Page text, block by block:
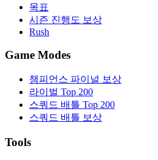
목표
시즌 진행도 보상
Rush
Game Modes
챔피언스 파이널 보상
라이벌 Top 200
스쿼드 배틀 Top 200
스쿼드 배틀 보상
Tools